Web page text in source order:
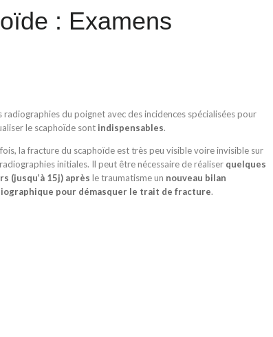
: Examens
radiographies du poignet avec des incidences spécialisées pour
le scaphoïde sont indispensables.
la fracture du scaphoïde est très peu visible voire invisible sur
initiales. Il peut être nécessaire de réaliser quelques
(jusqu’à 15j) après le traumatisme un nouveau bilan
pour démasquer le trait de fracture.